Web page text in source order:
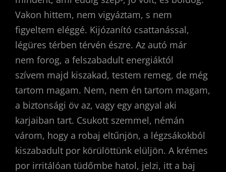
Vakon hittem, nem vigyáztam, s nem
figyeltem eléggé. Kijózanító csattanással,
légüres térben térvén észre. Az autó már
nem forog, a felszabadult energiáktól
szívem majd kiszakad, testem remeg, de még
tartom magam. Nem, nem én tartom magam,
a biztonsági öv az, vagy egy angyal aki
karjaiban tart. Csukott szemmel, némán
várom, hogy a robaj eltűnjön, a légzsákokból
kiszabadult por körülöttünk elüljön. A krémes
por irritálóan tüdőmbe hatol, jelzi, itt a baj